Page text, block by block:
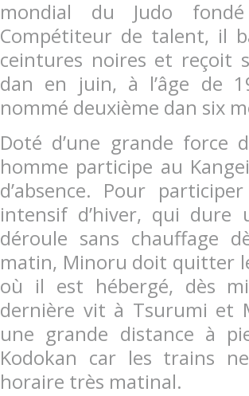
mondial du Judo
Compétiteur de talent, il
ceintures noires et reçoit
dan en juin, à l’âge de
nommé deuxième dan six
Doté d’une grande force
homme participe au
d’absence. Pour
intensif d’hiver, qui
déroule sans chauffage
matin, Minoru doit quitter
où il est hébergé, dès
dernière vit à Tsurumi et
une grande distance à
Kodokan car les trains
horaire très matinal.